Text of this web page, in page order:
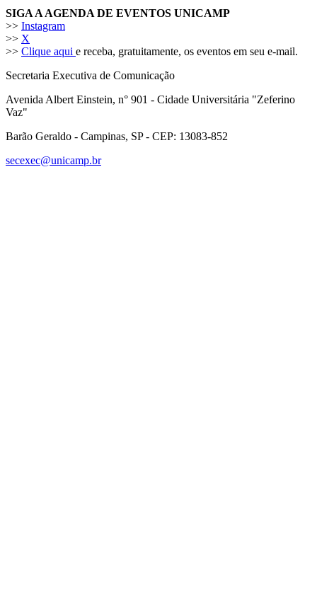
SIGA A AGENDA DE EVENTOS UNICAMP
>> Instagram
>> X
>> Clique aqui e receba, gratuitamente, os eventos em seu e-mail.
Secretaria Executiva de Comunicação
Avenida Albert Einstein, n° 901 - Cidade Universitária "Zeferino
Vaz"
Barão Geraldo - Campinas, SP - CEP: 13083-852
secexec@unicamp.br